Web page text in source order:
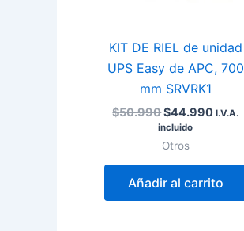
KIT DE RIEL de unidad
UPS Easy de APC, 700
mm SRVRK1
$50.990$44.990 I.V.A.
incluido
Otros
Añadir al carrito